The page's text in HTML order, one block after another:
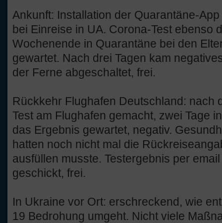
Ankunft: Installation der Quarantäne-
bei Einreise in UA. Corona-Test ebenso
Wochenende in Quarantäne bei den
gewartet. Nach drei Tagen kam
der Ferne abgeschaltet, frei.
Rückkehr Flughafen Deutschland: nach
Test am Flughafen gemacht, zwei Tage
das Ergebnis gewartet, negativ.
hatten noch nicht mal die
ausfüllen musste. Testergebnis per
geschickt, frei.
In Ukraine vor Ort: erschreckend, wie
19 Bedrohung umgeht. Nicht viele